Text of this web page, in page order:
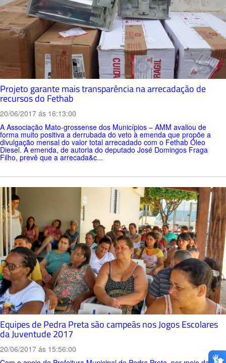
Projeto garante mais transparência na arrecadação de
recursos do Fethab
20/06/2017 ás 16:13:00
A Associação Mato-grossense dos Municípios – AMM avaliou de
forma muito positiva a derrubada do veto à emenda que propõe a
divulgação mensal do valor total arrecadado com o Fethab Óleo
Diesel. A emenda, de autoria do deputado José Domingos Fraga
Filho, prevê que a arrecada&c...
Equipes de Pedra Preta são campeãs nos Jogos Escolares
da Juventude 2017
20/06/2017 ás 15:56:00